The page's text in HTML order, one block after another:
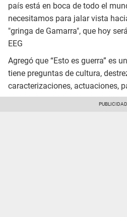
país está en boca de todo el
necesitamos para jalar vista
"gringa de Gamarra", que hoy
EEG
Agregó que “Esto es guerra” es
tiene preguntas de cultura,
caracterizaciones, actuaciones,